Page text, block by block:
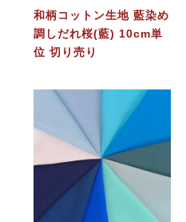
和柄コットン生地 藍染め
調しだれ桜(藍) 10cm単
位 切り売り